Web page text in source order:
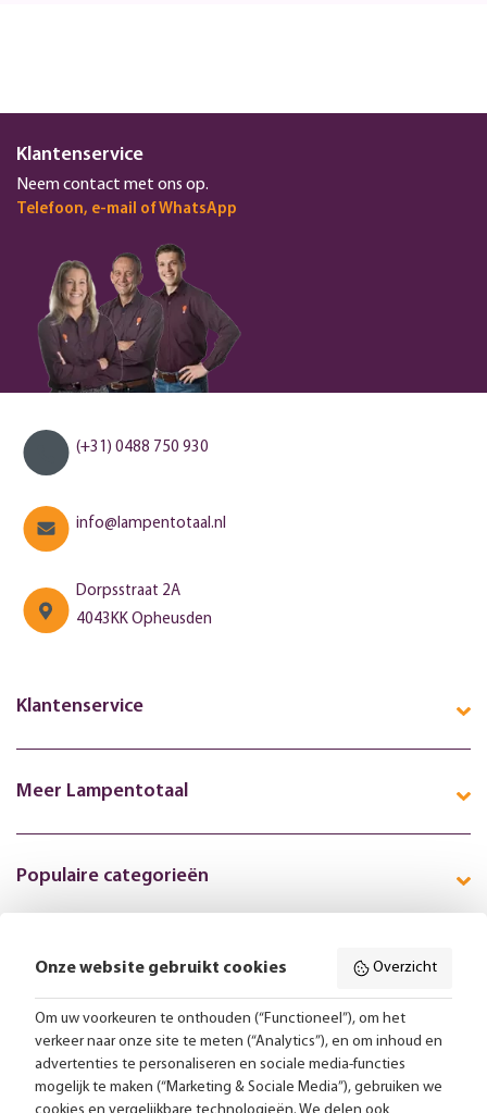
Klantenservice
Neem contact met ons op.
Telefoon, e-mail of WhatsApp
(+31) 0488 750 930
info@lampentotaal.nl
Dorpsstraat 2A
4043KK Opheusden
Klantenservice
Meer Lampentotaal
Populaire categorieën
Volg ons online:
Gratis bezorging vanaf 99,-
Advies op maat
Onze website gebruikt cookies Overzicht
Om uw voorkeuren te onthouden (“Functioneel”), om het
verkeer naar onze site te meten (“Analytics”), en om inhoud en
advertenties te personaliseren en sociale media-functies
mogelijk te maken (“Marketing & Sociale Media”), gebruiken we